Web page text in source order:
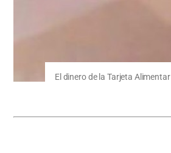
El dinero de la Tarjeta